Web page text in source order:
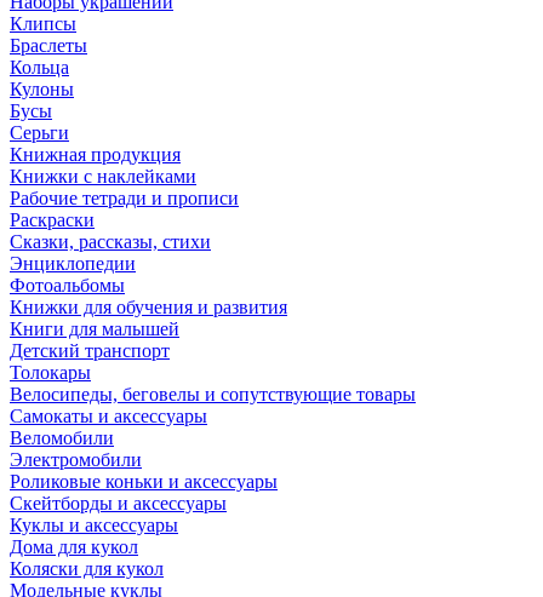
Клипсы
Браслеты
Кольца
Кулоны
Бусы
Серьги
Книжная продукция
Книжки с наклейками
Рабочие тетради и прописи
Раскраски
Сказки, рассказы, стихи
Энциклопедии
Фотоальбомы
Книжки для обучения и развития
Книги для малышей
Детский транспорт
Толокары
Велосипеды, беговелы и сопутствующие товары
Самокаты и аксессуары
Веломобили
Электромобили
Роликовые коньки и аксессуары
Скейтборды и аксессуары
Куклы и аксессуары
Дома для кукол
Коляски для кукол
Модельные куклы